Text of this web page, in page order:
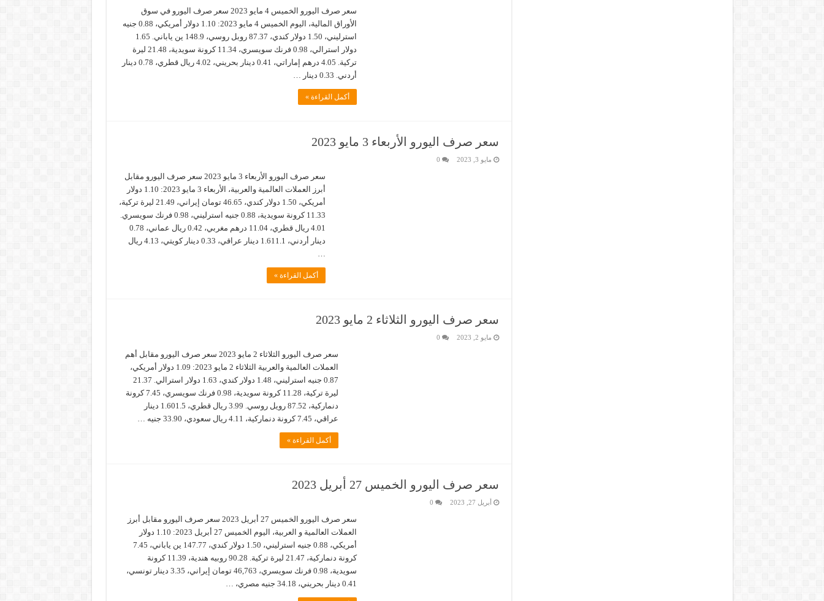
سعر صرف اليورو الخميس 4 مايو 2023 سعر صرف اليورو في سوق
الأوراق المالية، اليوم الخميس 4 مايو 2023: 1.10 دولار أمريكي، 0.88 جنيه
استرليني، 1.50 دولار كندي، 87.37 روبل روسي، 148.9 ين ياباني. 1.65
دولار استرالي، 0.98 فرنك سويسري، 11.34 كرونة سويدية، 21.48 ليرة
تركية. 4.05 درهم إماراتي، 0.41 دينار بحريني، 4.02 ريال قطري، 0.78 دينار
أردني. 0.33 دينار …
أكمل القراءة »
سعر صرف اليورو الأربعاء 3 مايو 2023
مايو 3, 2023 0
سعر صرف اليورو الأربعاء 3 مايو 2023 سعر صرف اليورو مقابل
أبرز العملات العالمية والعربية، الأربعاء 3 مايو 2023: 1.10 دولار
أمريكي، 1.50 دولار كندي، 46.65 تومان إيراني، 21.49 ليرة تركية،
11.33 كرونة سويدية، 0.88 جنيه استرليني، 0.98 فرنك سويسري.
4.01 ريال قطري، 11.04 درهم مغربي، 0.42 ريال عماني، 0.78
دينار أردني، 1.611.1 دينار عراقي، 0.33 دينار كويتي، 4.13 ريال
أكمل القراءة »
سعر صرف اليورو الثلاثاء 2 مايو 2023
مايو 2, 2023 0
سعر صرف اليورو الثلاثاء 2 مايو 2023 سعر صرف اليورو مقابل أهم
العملات العالمية والعربية الثلاثاء 2 مايو 2023: 1.09 دولار أمريكي،
0.87 جنيه استرليني، 1.48 دولار كندي، 1.63 دولار استرالي. 21.37
ليرة تركية، 11.28 كرونة سويدية، 0.98 فرنك سويسري، 7.45 كرونة
دنماركية، 87.52 رويل روسي. 3.99 ريال قطري، 1.601.5 دينار
عراقي، 7.45 كرونة دنماركية، 4.11 ريال سعودي، 33.90 جنيه …
أكمل القراءة »
سعر صرف اليورو الخميس 27 أبريل 2023
أبريل 27, 2023 0
سعر صرف اليورو الخميس 27 أبريل 2023 سعر صرف اليورو مقابل أبرز
العملات العالمية و العربية، اليوم الخميس 27 أبريل 2023: 1.10 دولار
أمريكي، 0.88 جنيه استرليني، 1.50 دولار كندي، 147.77 ين ياباني، 7.45
كرونة دنماركية، 21.47 ليرة تركية. 90.28 روبيه هندية، 11.39 كرونة
سويدية، 0.98 فرنك سويسري، 46,763 تومان إيراني، 3.35 دينار تونسي،
0.41 دينار بحريني، 34.18 جنيه مصري، …